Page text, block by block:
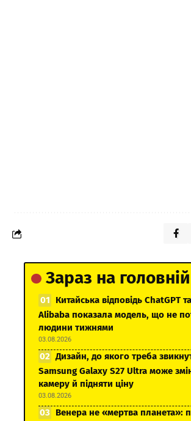
Зараз на головній
Китайська відповідь ChatGPT
Alibaba показала модель, що не
людини тижнями
03.08.2026
Дизайн, до якого треба
Samsung Galaxy S27 Ultra може
камеру й підняти ціну
03.08.2026
Венера не «мертва планета»: